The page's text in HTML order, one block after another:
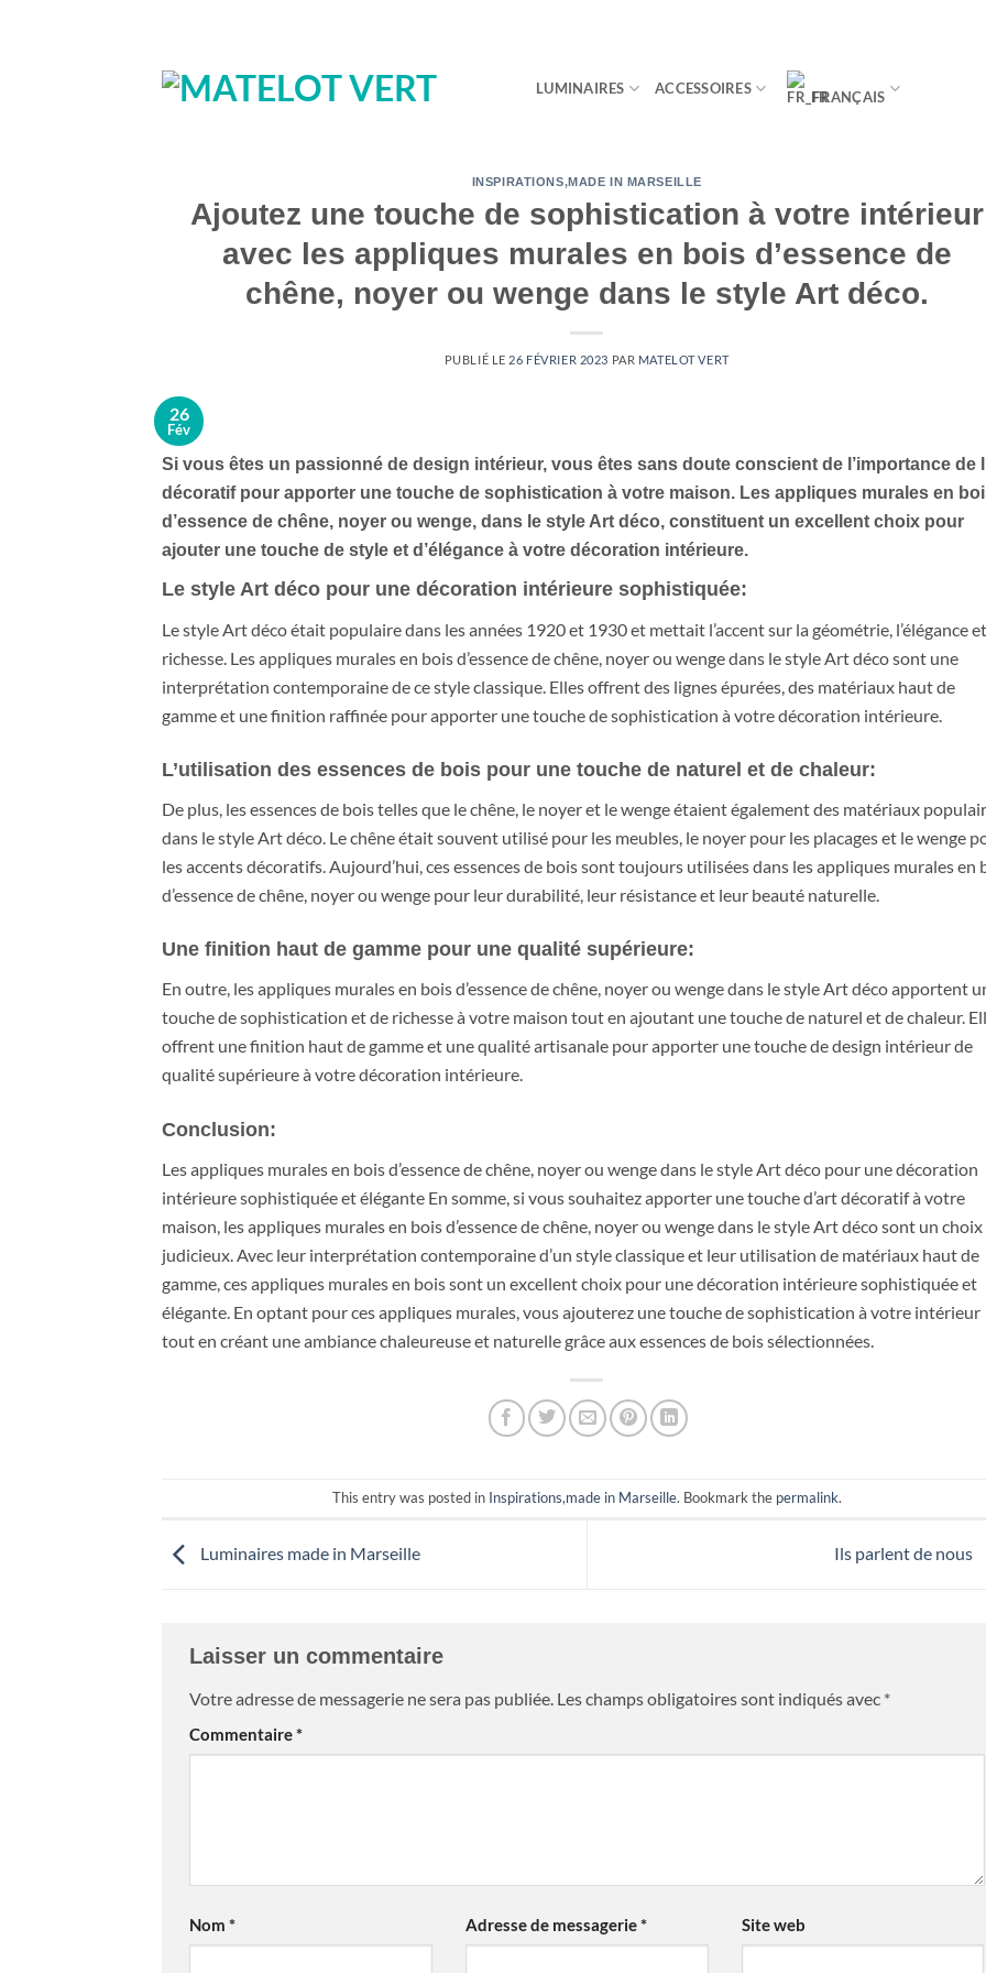
LUMINAIRES ACCESSOIRES FRANÇAIS
INSPIRATIONS,MADE IN MARSEILLE
Ajoutez une touche de sophistication à votre intérieur
avec les appliques murales en bois d’essence de
chêne, noyer ou wenge dans le style Art déco.
PUBLIÉ LE 26 FÉVRIER 2023 PAR MATELOT VERT
26
Fév
Si vous êtes un passionné de design intérieur, vous êtes sans doute conscient de l’importance de
décoratif pour apporter une touche de sophistication à votre maison. Les appliques murales en
d’essence de chêne, noyer ou wenge, dans le style Art déco, constituent un excellent choix pour
ajouter une touche de style et d’élégance à votre décoration intérieure.
Le style Art déco pour une décoration intérieure sophistiquée:
Le style Art déco était populaire dans les années 1920 et 1930 et mettait l’accent sur la géométrie, l’élégance
richesse. Les appliques murales en bois d’essence de chêne, noyer ou wenge dans le style Art déco sont une
interprétation contemporaine de ce style classique. Elles offrent des lignes épurées, des matériaux haut de
gamme et une finition raffinée pour apporter une touche de sophistication à votre décoration intérieure.
L’utilisation des essences de bois pour une touche de naturel et de chaleur:
De plus, les essences de bois telles que le chêne, le noyer et le wenge étaient également des matériaux
dans le style Art déco. Le chêne était souvent utilisé pour les meubles, le noyer pour les placages et le wenge
les accents décoratifs. Aujourd’hui, ces essences de bois sont toujours utilisées dans les appliques murales en
d’essence de chêne, noyer ou wenge pour leur durabilité, leur résistance et leur beauté naturelle.
Une finition haut de gamme pour une qualité supérieure:
En outre, les appliques murales en bois d’essence de chêne, noyer ou wenge dans le style Art déco apportent
touche de sophistication et de richesse à votre maison tout en ajoutant une touche de naturel et de chaleur.
offrent une finition haut de gamme et une qualité artisanale pour apporter une touche de design intérieur de
qualité supérieure à votre décoration intérieure.
Conclusion:
Les appliques murales en bois d’essence de chêne, noyer ou wenge dans le style Art déco pour une décoration
intérieure sophistiquée et élégante En somme, si vous souhaitez apporter une touche d’art décoratif à votre
maison, les appliques murales en bois d’essence de chêne, noyer ou wenge dans le style Art déco sont un choix
judicieux. Avec leur interprétation contemporaine d’un style classique et leur utilisation de matériaux haut de
gamme, ces appliques murales en bois sont un excellent choix pour une décoration intérieure sophistiquée et
élégante. En optant pour ces appliques murales, vous ajouterez une touche de sophistication à votre intérieur
tout en créant une ambiance chaleureuse et naturelle grâce aux essences de bois sélectionnées.
This entry was posted in Inspirations,made in Marseille. Bookmark the permalink.
Luminaires made in Marseille Ils parlent de nous
Laisser un commentaire
Votre adresse de messagerie ne sera pas publiée. Les champs obligatoires sont indiqués avec *
Commentaire*
Nom * Adresse de messagerie* Site web